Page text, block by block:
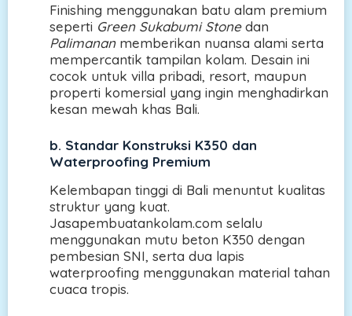
Finishing menggunakan batu alam premium
seperti Green Sukabumi Stonedan
Palimananmemberikan nuansa alami serta
mempercantik tampilan kolam. Desain ini
cocok untuk villa pribadi, resort, maupun
properti komersial yang ingin menghadirkan
kesan mewah khas Bali.
b. Standar Konstruksi K350 dan
Waterproofing Premium
Kelembapan tinggi di Bali menuntut kualitas
struktur yang kuat.
Jasapembuatankolam.com selalu
menggunakan mutu beton K350 dengan
pembesian SNI, serta dua lapis
waterproofing menggunakan material tahan
cuaca tropis.